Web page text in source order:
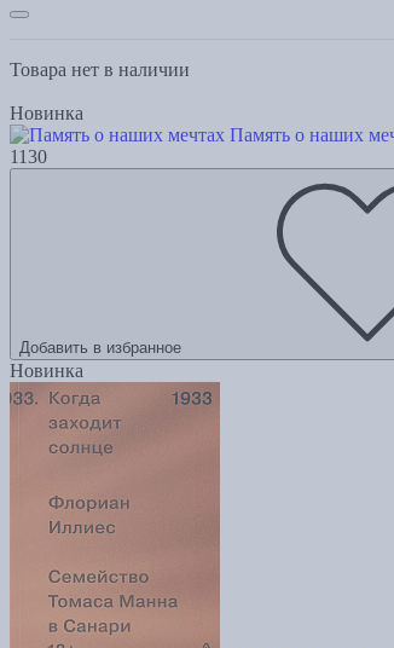
Товара нет в наличии
Новинка
Память о наших
1130
Добавить в избранное
Новинка